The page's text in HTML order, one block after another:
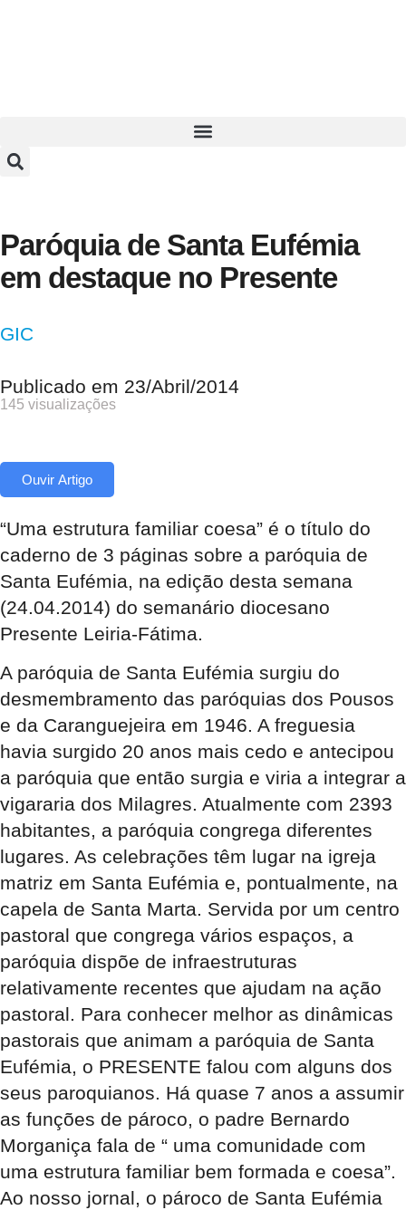
Paróquia de Santa Eufémia
em destaque no Presente
GIC
Publicado em 23/Abril/2014
145 visualizações
Ouvir Artigo
“Uma estrutura familiar coesa” é o título do
caderno de 3 páginas sobre a paróquia de
Santa Eufémia, na edição desta semana
(24.04.2014) do semanário diocesano
Presente Leiria-Fátima.
A paróquia de Santa Eufémia surgiu do
desmembramento das paróquias dos Pousos
e da Caranguejeira em 1946. A freguesia
havia surgido 20 anos mais cedo e antecipou
a paróquia que então surgia e viria a integrar a
vigararia dos Milagres. Atualmente com 2393
habitantes, a paróquia congrega diferentes
lugares. As celebrações têm lugar na igreja
matriz em Santa Eufémia e, pontualmente, na
capela de Santa Marta. Servida por um centro
pastoral que congrega vários espaços, a
paróquia dispõe de infraestruturas
relativamente recentes que ajudam na ação
pastoral. Para conhecer melhor as dinâmicas
pastorais que animam a paróquia de Santa
Eufémia, o PRESENTE falou com alguns dos
seus paroquianos. Há quase 7 anos a assumir
as funções de pároco, o padre Bernardo
Morganiça fala de “ uma comunidade com
uma estrutura familiar bem formada e coesa”.
Ao nosso jornal, o pároco de Santa Eufémia